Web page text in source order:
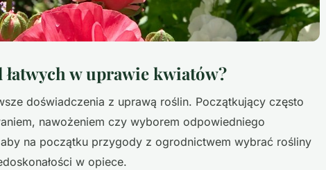
łatwych w uprawie kwiatów?
doświadczenia z uprawą roślin. Początkujący często
nawożeniem czy wyborem odpowiedniego
na początku przygody z ogrodnictwem wybrać rośliny
w opiece.